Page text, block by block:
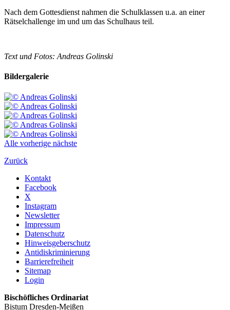
Nach dem Gottesdienst nahmen die Schulklassen u.a. an einer
Rätselchallenge im und um das Schulhaus teil.
Text und Fotos: Andreas Golinski
Bildergalerie
Alle vorherige nächste
Zurück
Kontakt
Facebook
X
Instagram
Newsletter
Impressum
Datenschutz
Hinweisgeberschutz
Antidiskriminierung
Barrierefreiheit
Sitemap
Login
Bischöfliches Ordinariat
Bistum Dresden-Meißen